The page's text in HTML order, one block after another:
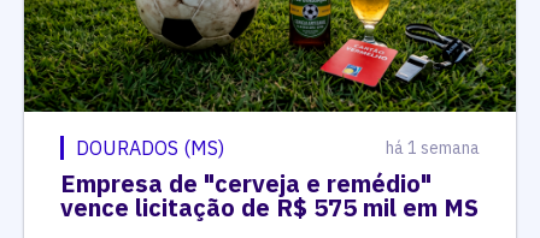
DOURADOS (MS) há 1 semana
Empresa de "cerveja e remédio"
vence licitação de R$ 575 mil em MS